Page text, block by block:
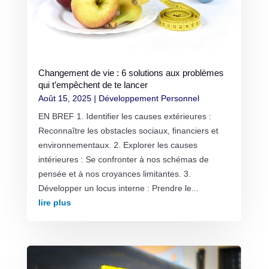
Changement de vie : 6 solutions aux problèmes
qui t’empêchent de te lancer
Août 15, 2025| Développement Personnel
EN BREF 1. Identifier les causes extérieures :
Reconnaître les obstacles sociaux, financiers et
environnementaux. 2. Explorer les causes
intérieures : Se confronter à nos schémas de
pensée et à nos croyances limitantes. 3.
Développer un locus interne : Prendre le...
lire plus